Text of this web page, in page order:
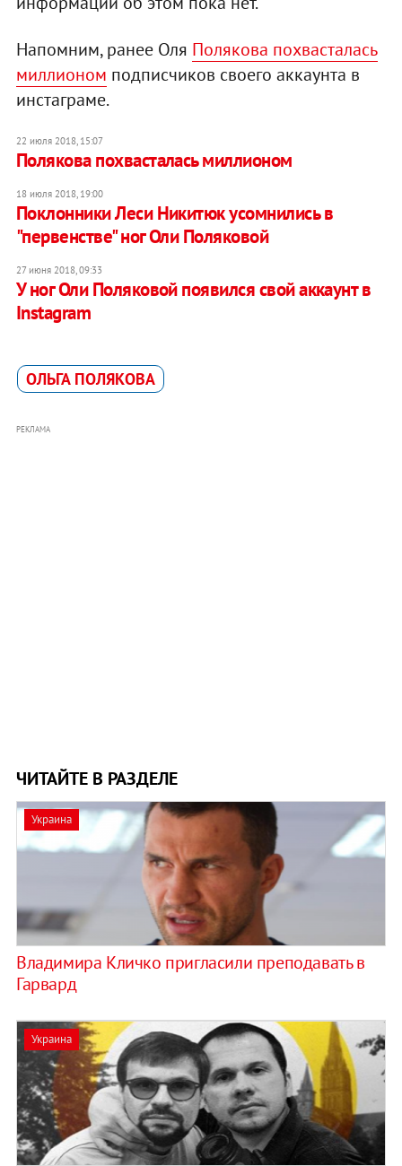
Напомним, ранее Оля Полякова похвасталась
миллионом подписчиков своего аккаунта в
инстаграме.
22 июля 2018, 15:07
Полякова похвасталась миллионом
18 июля 2018, 19:00
Поклонники Леси Никитюк усомнились в
"первенстве" ног Оли Поляковой
27 июня 2018, 09:33
У ног Оли Поляковой появился свой аккаунт в
Instagram
ОЛЬГА ПОЛЯКОВА
РЕКЛАМА
ЧИТАЙТЕ В РАЗДЕЛЕ
Украина
Владимира Кличко пригласили преподавать в
Гарвард
Украина